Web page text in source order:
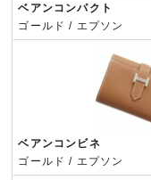
ベアンコンパクト
ゴールド / エプソン
ベアンコンビネ
ゴールド / エプソン